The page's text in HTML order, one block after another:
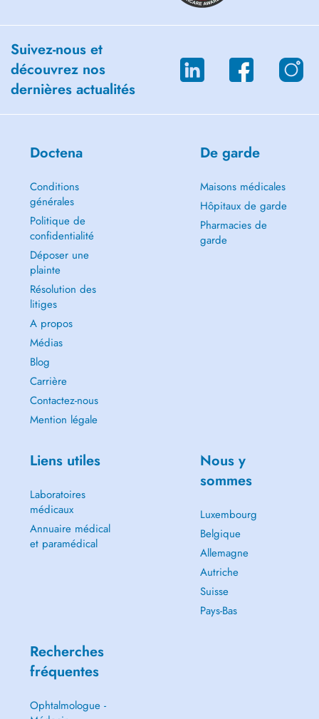
Suivez-nous et
découvrez nos
dernières actualités
Doctena
Conditions
générales
Politique de
confidentialité
Déposer une
plainte
Résolution des
litiges
A propos
Médias
Blog
Carrière
Contactez-nous
Mention légale
De garde
Maisons médicales
Hôpitaux de garde
Pharmacies de
garde
Liens utiles
Laboratoires
médicaux
Annuaire médical
et paramédical
Nous y
sommes
Luxembourg
Belgique
Allemagne
Autriche
Suisse
Pays-Bas
Recherches
fréquentes
Ophtalmologue -